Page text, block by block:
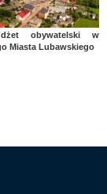
obywatelski w
Miasta Lubawskiego